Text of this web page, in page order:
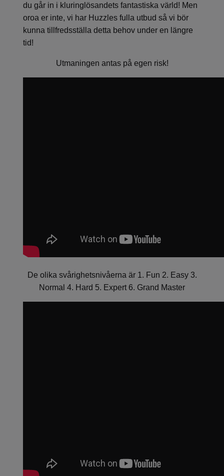
du går in i kluringlösandets fantastiska värld! Men
oroa er inte, vi har Huzzles fulla utbud så vi bör
kunna tillfredsställa detta behov under en längre
tid!
Utmaningen antas på egen risk!
De olika svårighetsnivåerna är 1. Fun 2. Easy 3.
Normal 4. Hard 5. Expert 6. Grand Master